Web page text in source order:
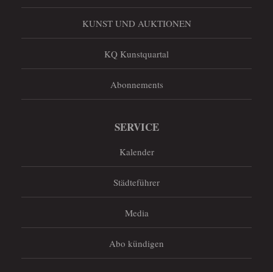
KUNST UND AUKTIONEN
KQ Kunstquartal
Abonnements
SERVICE
Kalender
Städteführer
Media
Abo kündigen